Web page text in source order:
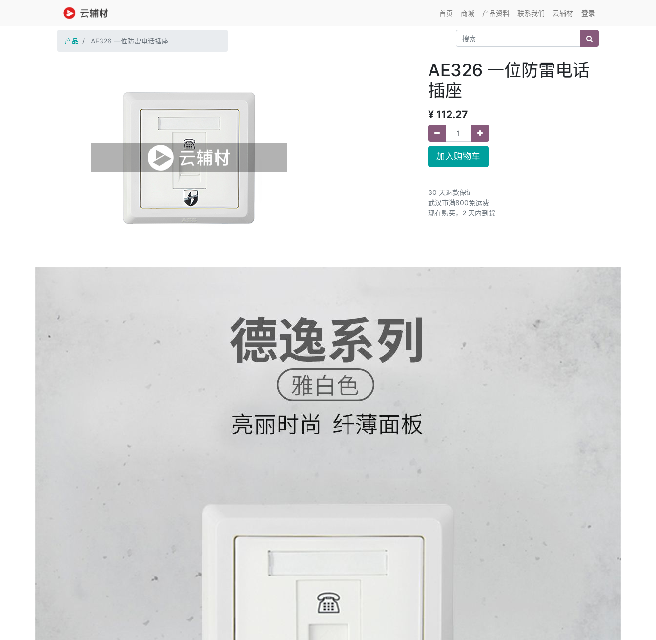
首页 商城 产品资料 联系我们 云辅材 登录
产品 AE326 一位防雷电话插座
AE326 一位防雷电话
插座
¥ 112.27
加入购物车
30 天退款保证
武汉市满800免运费
现在购买，2 天内到货